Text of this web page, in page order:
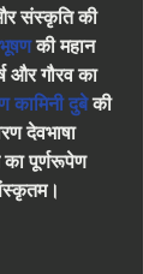
संस्कृति की
की महान
और गौरव का
दुबे की
देवभाषा
पूर्णरूपेण